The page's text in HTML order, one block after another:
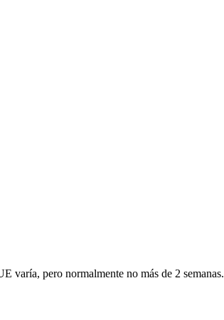
varía, pero normalmente no más de 2 semanas.